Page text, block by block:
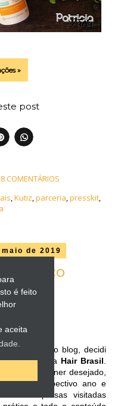
é feito
aceita
»
post
COMENTÁRIOS
,Kutiz,parceria,presskit,
de 2019
Histórico
Faria
do blog, decidi
sobre a Hair Brasil.
clicar no banner desejado,
do respectivo ano e
as empresas visitadas